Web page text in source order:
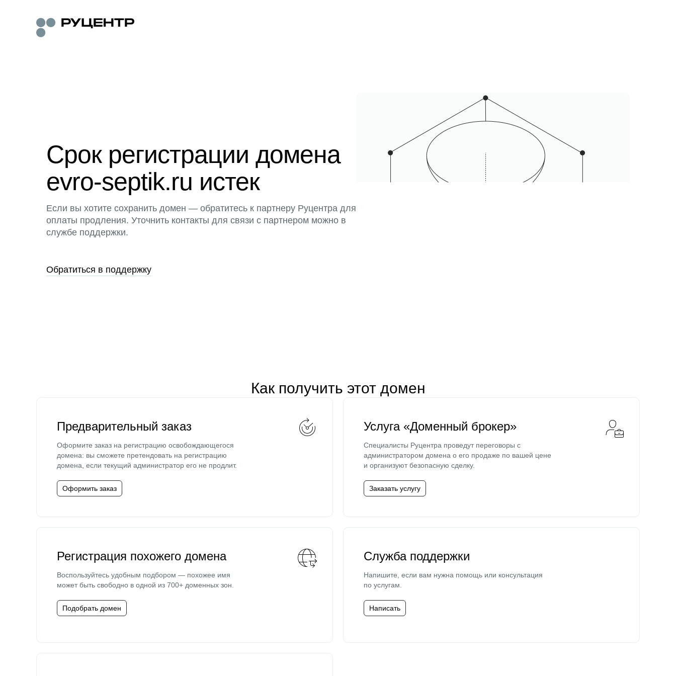
Срок регистрации домена
evro-septik.ru истек
Если вы хотите сохранить домен — обратитесь к партнеру Руцентра для
оплаты продления. Уточнить контакты для связи с партнером можно в
службе поддержки.
Обратиться в поддержку
Как получить этот домен
Предварительный заказ
Оформите заказ на регистрацию освобождающегося
домена: вы сможете претендовать на регистрацию
домена, если текущий администратор его не продлит.
Оформить заказ
Услуга «Доменный брокер»
Специалисты Руцентра проведут переговоры с
администратором домена о его продаже по вашей цене
и организуют безопасную сделку.
Заказать услугу
Регистрация похожего домена
Воспользуйтесь удобным подбором — похожее имя
может быть свободно в одной из 700+ доменных зон.
Подобрать домен
Служба поддержки
Напишите, если вам нужна помощь или консультация
по услугам.
Написать